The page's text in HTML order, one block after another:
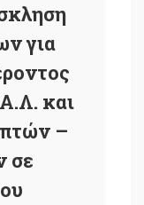
για
και
–
σε